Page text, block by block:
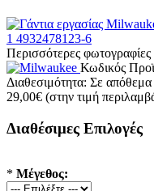
Περισσότερες φωτογραφίες
Κωδικός
Διαθεσιμότητα: Σε απόθεμα
29,00€ (στην τιμή
Διαθέσιμες Επιλογές
* Μέγεθος: